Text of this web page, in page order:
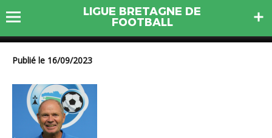
LIGUE BRETAGNE DE
FOOTBALL
ROLLAND Gille
Publié le 16/09/2023